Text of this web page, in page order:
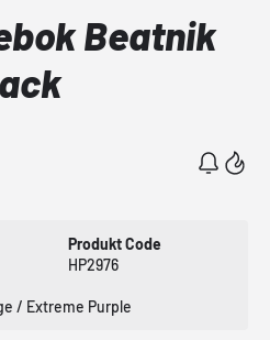
Beatnik
Produkt Code
HP2976
/ Extreme Purple